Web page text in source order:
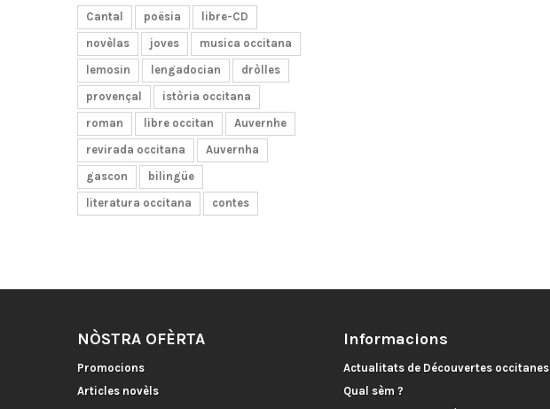
Cantal poësia
libre-CD
novèlas
joves
musica occitana
lemosin
lengadocian
dròlles
provençal
istòria occitana
roman
libre occitan
Auvernhe
revirada occitana
Auvernha
gascon
bilingüe
literatura occitana
contes
NÒSTRA OFÈRTA
Promocions
Articles novèls
Informacions
Actualitats de Découvertes occitanes
Qual sèm ?